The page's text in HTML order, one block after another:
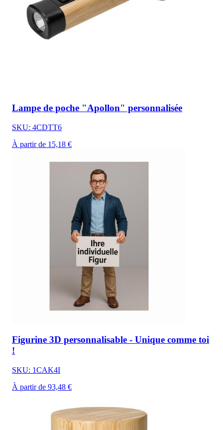
Lampe de poche "Apollon" personnalisée
SKU: 4CDTT6
À partir de 15,18 €
Figurine 3D personnalisable - Unique comme toi
!
SKU: 1CAK4I
À partir de 93,48 €